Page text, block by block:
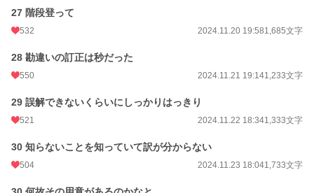
27 階段登って
532 2024.11.20 19:581,685文字
28 勘違いの訂正は秒だった
550 2024.11.21 19:141,233文字
29 誤解できないくらいにしっかりはっきり
521 2024.11.22 18:341,333文字
30 知らないことを知っていて訳が分からない
504 2024.11.23 18:041,733文字